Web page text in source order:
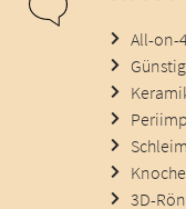
All-on-
3D-